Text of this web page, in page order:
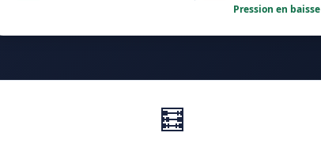
Pression en baisse
🧮